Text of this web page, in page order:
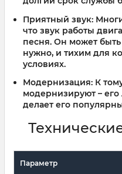
Приятный звук:
что звук работы
песня. Он может быть
нужно, и тихим для
условиях.
Модернизация: К
модернизируют – его
делает его
Параметр